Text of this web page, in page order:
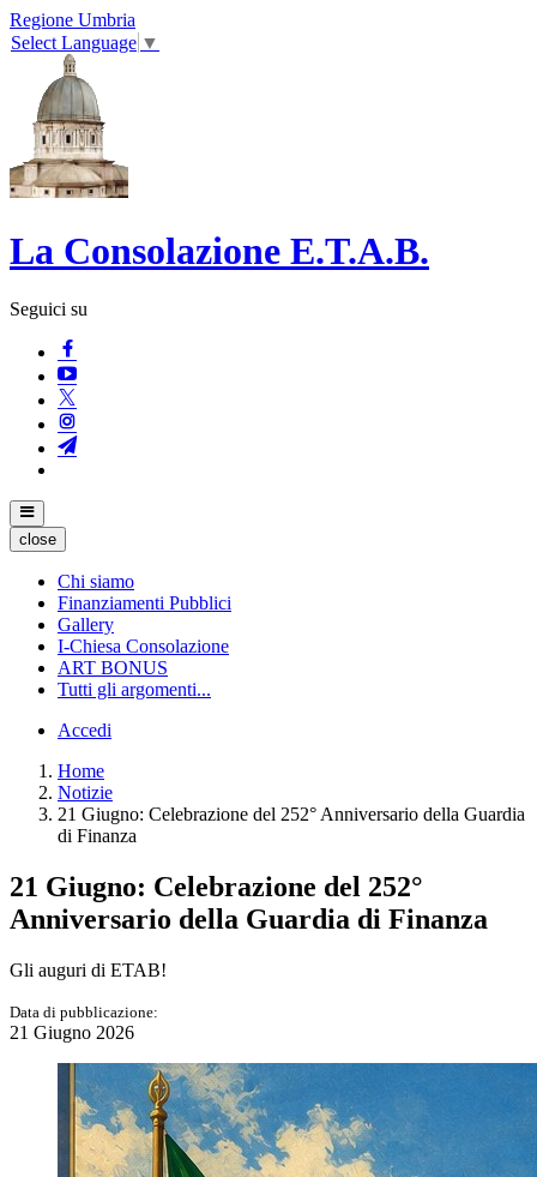
Regione Umbria
Select Language ▼
La Consolazione E.T.A.B.
Seguici su
close
Chi siamo
Finanziamenti Pubblici
Gallery
I-Chiesa Consolazione
ART BONUS
Tutti gli argomenti...
Accedi
Home
Notizie
21 Giugno: Celebrazione del 252° Anniversario della Guardia
di Finanza
21 Giugno: Celebrazione del 252°
Anniversario della Guardia di Finanza
Gli auguri di ETAB!
Data di pubblicazione:
21 Giugno 2026